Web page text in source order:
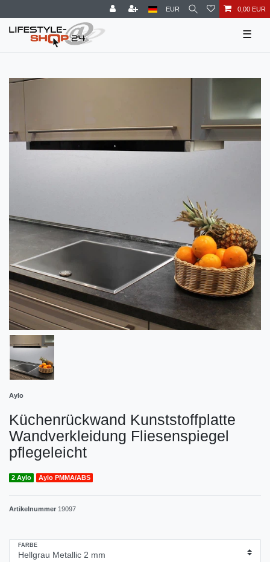
EUR 0,00 EUR
☰
Aylo
Küchenrückwand Kunststoffplatte
Wandverkleidung Fliesenspiegel
pflegeleicht
2 Aylo Aylo PMMA/ABS
Artikelnummer 19097
FARBE